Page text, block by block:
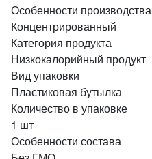
Особенности производства
Концентрированный
Категория продукта
Низкокалорийный продукт
Вид упаковки
Пластиковая бутылка
Количество в упаковке
1 шт
Особенности состава